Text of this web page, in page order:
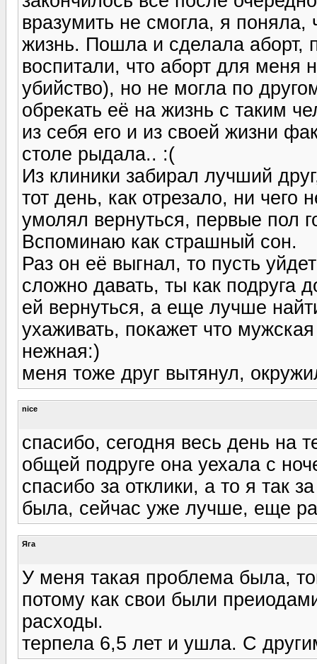
вразумить не смогла, я поняла,
жизнь. Пошла и сделала аборт,
воспитали, что аборт для меня
убийство), но не могла по
обрекать её на жизнь с таким
из себя его и из своей жизни
столе рыдала.. :(
Из клиники забирал лучший
тот день, как отрезало, ни
умолял вернуться, первые пол
Вспоминаю как страшный сон.
Раз он её выгнал, то пусть
сложно давать, ты как подруга
ей вернуться, а еще лучше
ухаживать, покажет что
нежная:)
меня тоже друг вытянул,
nice
спасибо, сегодня весь день на
общей подруге она уехала с
спасибо за отклики, а то я так
была, сейчас уже лучше, еще
Яга
У меня такая проблема была,
потому как свои были
расходы.
терпела 6,5 лет и ушла. С